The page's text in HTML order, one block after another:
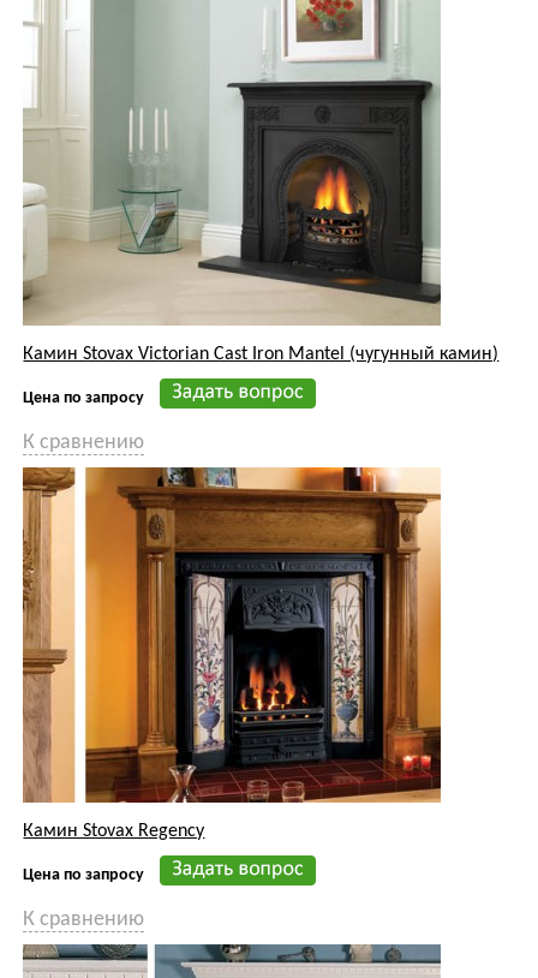
Камин Stovax Victorian Cast Iron Mantel (чугунный камин)
К сравнению
Камин Stovax Regency
Цена по запросу
К сравнению